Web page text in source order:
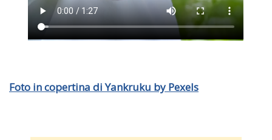
Foto in copertina di Yankruku by Pexels